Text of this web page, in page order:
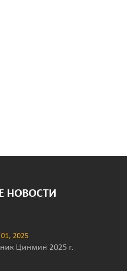
НОВОСТИ
2025
Цинмин 2025 г.